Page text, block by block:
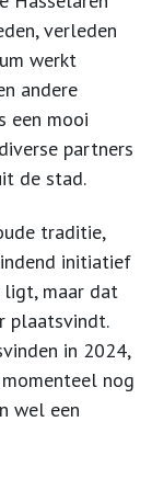
verleden
werkt
andere
een mooi
partners
de stad.
traditie,
initiatief
maar dat
plaatsvindt.
in 2024,
nog
wel een